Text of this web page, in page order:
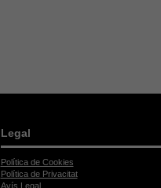
Legal
Política de Cookies
Política de Privacitat
Avís Legal